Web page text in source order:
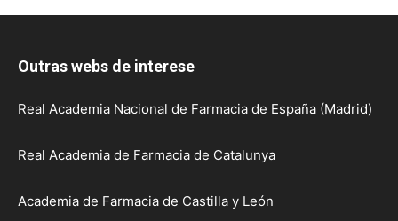
Outras webs de interese
Real Academia Nacional de Farmacia de España (Madrid)
Real Academia de Farmacia de Catalunya
Academia de Farmacia de Castilla y León